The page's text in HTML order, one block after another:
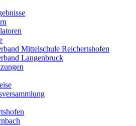
Mittelschule Reichertshofen
Langenbruck